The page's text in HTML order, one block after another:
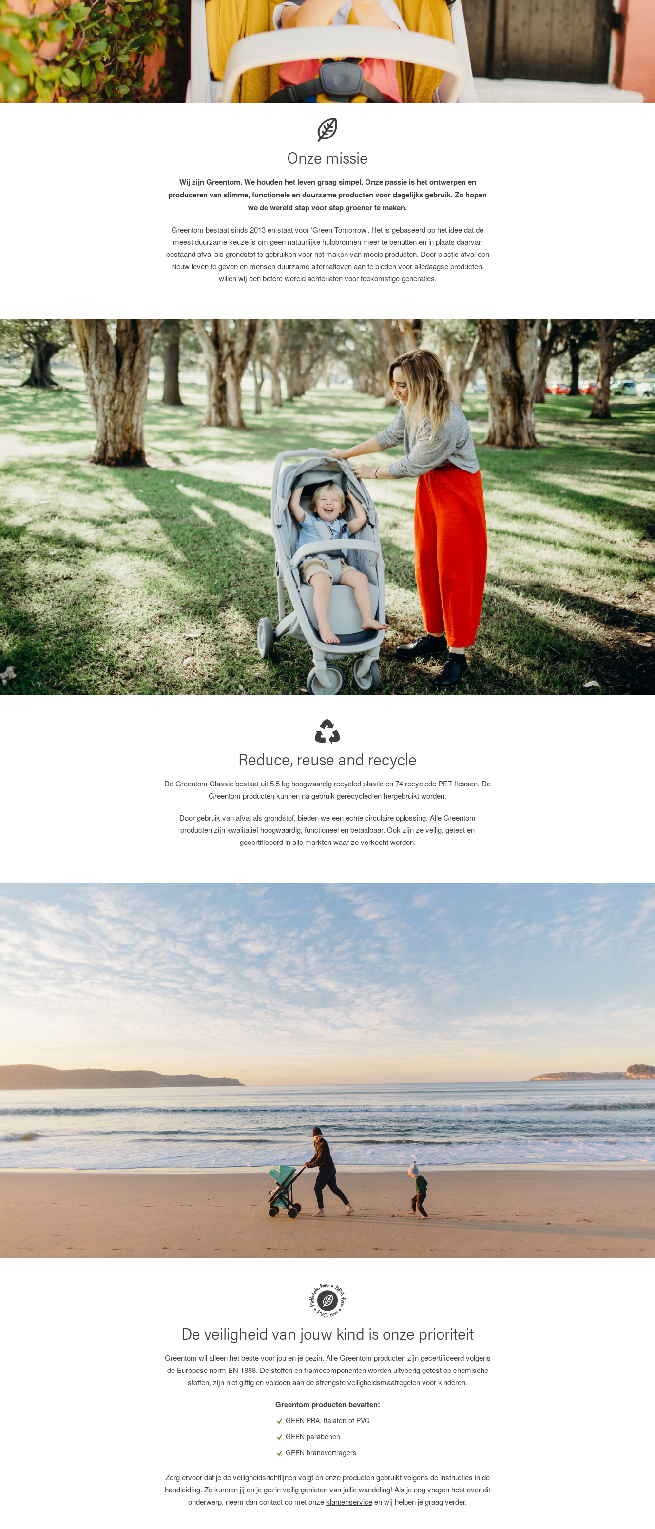
Onze missie
Wij zijn Greentom. We houden het leven graag simpel. Onze passie is het ontwerpen en
produceren van slimme, functionele en duurzame producten voor dagelijks gebruik. Zo hopen
we de wereld stap voor stap groener te maken.
Greentom bestaat sinds 2013 en staat voor ‘Green Tomorrow’. Het is gebaseerd op het idee dat de
meest duurzame keuze is om geen natuurlijke hulpbronnen meer te benutten en in plaats daarvan
bestaand afval als grondstof te gebruiken voor het maken van mooie producten. Door plastic afval een
nieuw leven te geven en mensen duurzame alternatieven aan te bieden voor alledaagse producten,
willen wij een betere wereld achterlaten voor toekomstige generaties.
Reduce, reuse and recycle
De Greentom Classic bestaat uit 5,5 kg hoogwaardig recycled plastic en 74 recyclede PET flessen. De
Greentom producten kunnen na gebruik gerecycled en hergebruikt worden.
Door gebruik van afval als grondstof, bieden we een echte circulaire oplossing. Alle Greentom
producten zijn kwalitatief hoogwaardig, functioneel en betaalbaar. Ook zijn ze veilig, getest en
gecertificeerd in alle markten waar ze verkocht worden.
De veiligheid van jouw kind is onze prioriteit
Greentom wil alleen het beste voor jou en je gezin. Alle Greentom producten zijn gecertificeerd volgens
de Europese norm EN 1888. De stoffen en framecomponenten worden uitvoerig getest op chemische
stoffen, zijn niet giftig en voldoen aan de strengste veiligheidsmaatregelen voor kinderen.
Greentom producten bevatten:
GEEN PBA, ftalaten of PVC
GEEN parabenen
GEEN brandvertragers
Zorg ervoor dat je de veiligheidsrichtlijnen volgt en onze producten gebruikt volgens de instructies in de
handleiding. Zo kunnen jij en je gezin veilig genieten van jullie wandeling! Als je nog vragen hebt over dit
onderwerp, neem dan contact op met onzeklantenserviceen wij helpen je graag verder.